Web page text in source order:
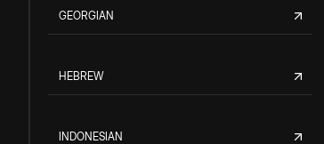
GEORGIAN
HEBREW
INDONESIAN